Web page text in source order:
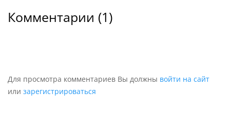
Комментарии (1)
Для просмотра комментариев Вы должны войти на сайт
или зарегистрироваться